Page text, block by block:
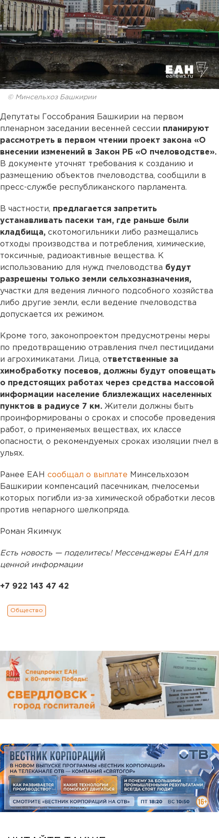
© Минсельхоз Башкирии
Депутаты Госсобрания Башкирии на первом
пленарном заседании весенней сессии планируют
рассмотреть в первом чтении проект закона «О
внесении изменений в Закон РБ «О пчеловодстве».
В документе уточнят требования к созданию и
размещению объектов пчеловодства, сообщили в
пресс-службе республиканского парламента.
В частности, предлагается запретить
устанавливать пасеки там, где раньше были
кладбища, скотомогильники либо размещались
отходы производства и потребления, химические,
токсичные, радиоактивные вещества. К
использованию для нужд пчеловодства будут
разрешены только земли сельхозназначения,
участки для ведения личного подсобного хозяйства
либо другие земли, если ведение пчеловодства
допускается их режимом.
Кроме того, законопроектом предусмотрены меры
по предотвращению отравления пчел пестицидами
и агрохимикатами. Лица, ответственные за
химобработку посевов, должны будут оповещать
о предстоящих работах через средства массовой
информации население близлежащих населенных
пунктов в радиусе 7 км. Жители должны быть
проинформированы о сроках и способе проведения
работ, о применяемых веществах, их классе
опасности, о рекомендуемых сроках изоляции пчел в
ульях.
Ранее ЕАН сообщал о выплате Минсельхозом
Башкирии компенсаций пасечникам, пчелосемьи
которых погибли из-за химической обработки лесов
против непарного шелкопряда.
Роман Якимчук
Есть новость — поделитесь! Мессенджеры ЕАН для
ценной информации
+7 922 143 47 42
Общество